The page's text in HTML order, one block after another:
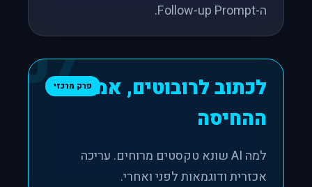
ה-Follow-up Prompt.
פרק מרכזי
07לכתוב לרובוטים, אמנות
ההחיסה
למה AI שונא טקסטים מרוחים. עריכה
אכזרית ודוגמאות לפני ואחרי.